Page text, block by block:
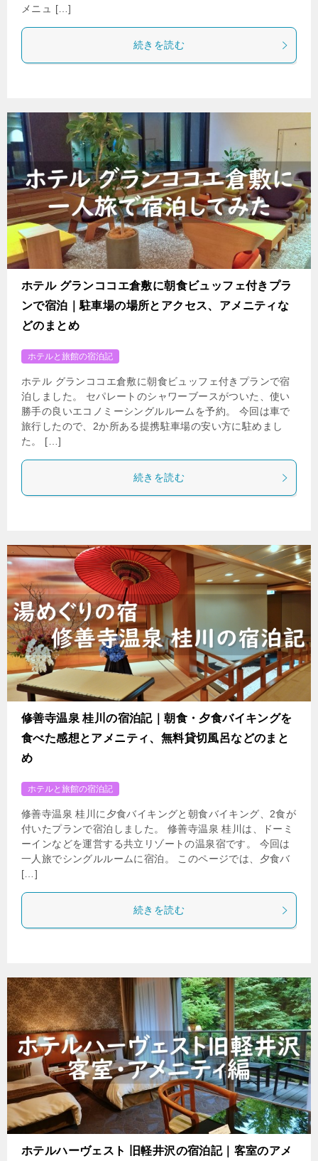
メニュ […]
続きを読む
ホテル グランココエ倉敷に朝食ビュッフェ付きプラ
ンで宿泊｜駐車場の場所とアクセス、アメニティな
どのまとめ
ホテルと旅館の宿泊記
ホテル グランココエ倉敷に朝食ビュッフェ付きプランで宿
泊しました。 セパレートのシャワーブースがついた、使い
勝手の良いエコノミーシングルルームを予約。 今回は車で
旅行したので、2か所ある提携駐車場の安い方に駐めまし
た。 […]
続きを読む
修善寺温泉 桂川の宿泊記｜朝食・夕食バイキングを
食べた感想とアメニティ、無料貸切風呂などのまと
め
ホテルと旅館の宿泊記
修善寺温泉 桂川に夕食バイキングと朝食バイキング、2食が
付いたプランで宿泊しました。 修善寺温泉 桂川は、ドーミ
ーインなどを運営する共立リゾートの温泉宿です。 今回は
一人旅でシングルルームに宿泊。 このページでは、夕食バ
[…]
続きを読む
ホテルハーヴェスト 旧軽井沢の宿泊記｜客室のアメ